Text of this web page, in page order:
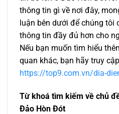
thông tin gì về nơi đây,
luận bên dưới để chúng tôi
thông tin đầy đủ hơn cho
Nếu bạn muốn tìm hiểu
quan khác, bạn hãy truy
https://top9.com.vn/dia-
Từ khoá tìm kiếm về chủ
Đảo Hòn Đót